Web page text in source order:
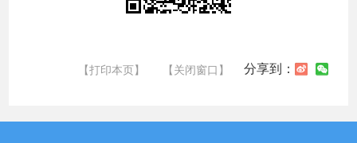
【打印本页】 【关闭窗口】 分享到：